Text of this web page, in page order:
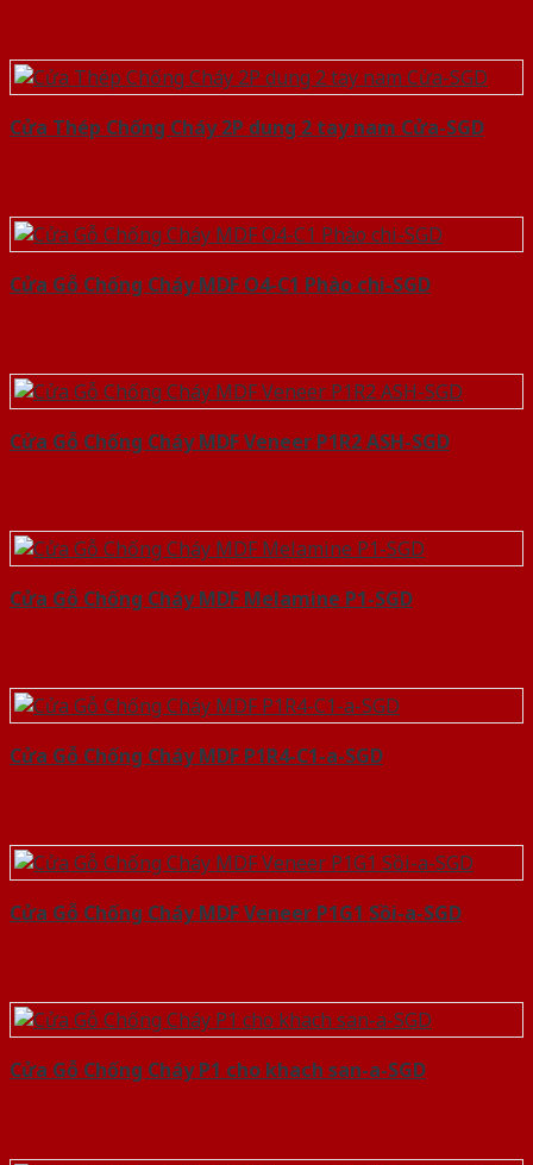
Cửa Thép Chống Cháy 2P dung 2 tay nam Cửa-SGD
Cửa Gỗ Chống Cháy MDF O4-C1 Phào chi-SGD
Cửa Gỗ Chống Cháy MDF Veneer P1R2 ASH-SGD
Cửa Gỗ Chống Cháy MDF Melamine P1-SGD
Cửa Gỗ Chống Cháy MDF P1R4-C1-a-SGD
Cửa Gỗ Chống Cháy MDF Veneer P1G1 Sồi-a-SGD
Cửa Gỗ Chống Cháy P1 cho khach san-a-SGD